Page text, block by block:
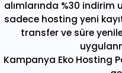
alımlarında %30
sadece hosting yeni
transfer ve süre
Kampanya Eko Hosting